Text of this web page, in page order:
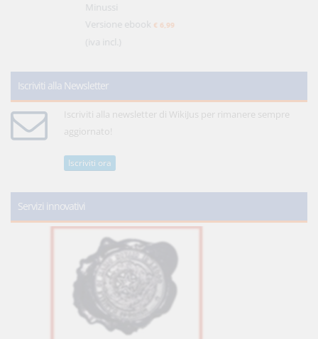
Minussi
Versione ebook € 6,99
(iva incl.)
Iscriviti alla Newsletter
Iscriviti alla newsletter di WikiJus per rimanere sempre
aggiornato!
Iscriviti ora
Servizi innovativi